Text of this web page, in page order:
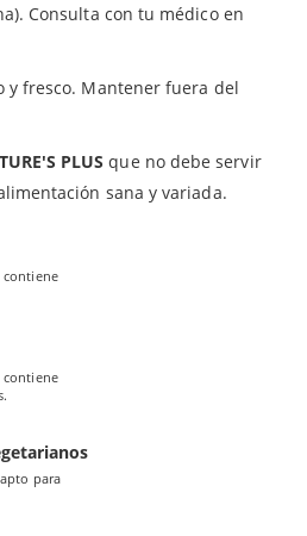
Consulta con tu médico en
y fresco. Mantener fuera del
PLUSque no debe servir
sana y variada.
contiene
contiene
para